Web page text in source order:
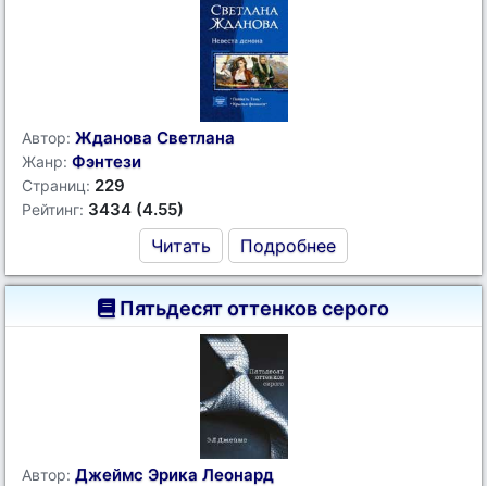
Автор: Жданова Светлана
Жанр: Фэнтези
Страниц: 229
Рейтинг: 3434 (4.55)
Читать Подробнее
Пятьдесят оттенков серого
Автор: Джеймс Эрика Леонард